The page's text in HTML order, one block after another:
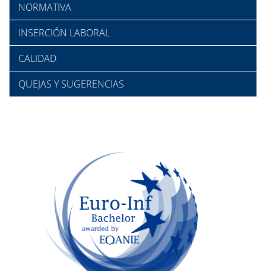
NORMATIVA
INSERCIÓN LABORAL
CALIDAD
QUEJAS Y SUGERENCIAS